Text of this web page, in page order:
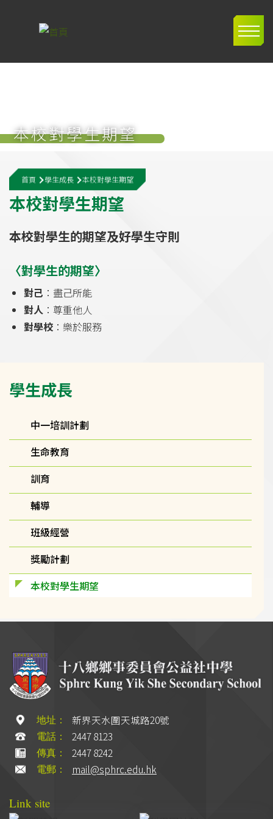
本校對學生期望
導
航
連
結
首頁 學生成長 本校對學生期望
本校對學生期望
本校對學生的期望及好學生守則
〈對學生的期望〉
對己 ：盡己所能
對人 ：尊重他人
對學校 ：樂於服務
navigation
學生成長
中一培訓計劃
生命教育
訓育
輔導
班級經營
獎勵計劃
本校對學生期望
地址： 新界天水圍天城路20號
電話： 2447 8123
傳真： 2447 8242
電郵： mail@sphrc.edu.hk
Link site